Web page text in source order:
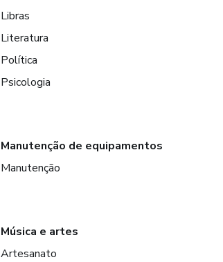
Libras
Literatura
Política
Psicologia
Manutenção de equipamentos
Manutenção
Música e artes
Artesanato